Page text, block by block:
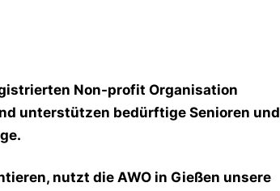
Non-profit Organisation
unterstützen bedürftige Senioren und
nutzt die AWO in Gießen unsere